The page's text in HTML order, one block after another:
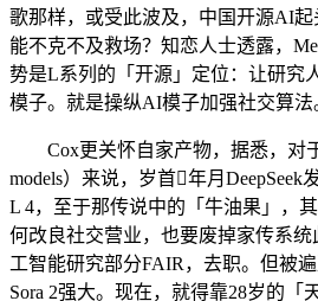
歌那样，或受此波及，中国开源AI起
能不克不及救场？知恋人士透露，
势是L系列的「开源」定位：让研究
模子。就是操纵AI模子加强社交算法
Cox更关怀自家产物，据悉，对于
models）来说，岁首年月DeepSeek
L 4，至于那传说中的「牛油果」，
何改良社交营业，也要废掉家传系
工智能研究部分FAIR，去职。但被
Sora 2强大。现在，就得靠28岁的「